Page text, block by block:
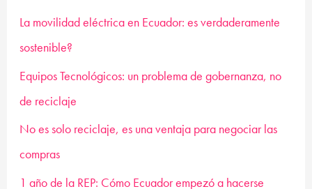
r
p
La movilidad eléctrica en Ecuador: es verdaderamente
sostenible?
Equipos Tecnológicos: un problema de gobernanza, no
de reciclaje
No es solo reciclaje, es una ventaja para negociar las
compras
1 año de la REP: Cómo Ecuador empezó a hacerse